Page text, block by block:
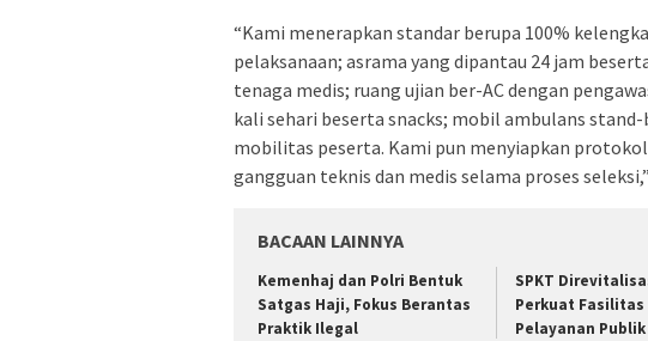
“Kami menerapkan standar berupa 100%
pelaksanaan; asrama yang dipantau 24 jam
tenaga medis; ruang ujian ber-AC dengan
kali sehari beserta snacks; mobil ambulans
mobilitas peserta. Kami pun menyiapkan
gangguan teknis dan medis selama proses
BACAAN LAINNYA
Kemenhaj dan Polri Bentuk
Satgas Haji, Fokus Berantas
Praktik Ilegal
SPKT
Perkuat Fasilitas
Pelayanan